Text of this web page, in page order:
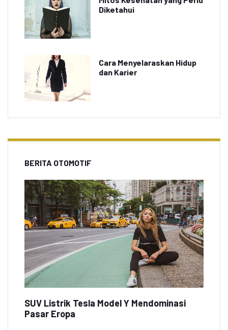
Diketahui
Cara Menyelaraskan Hidup
dan Karier
BERITA OTOMOTIF
SUV Listrik Tesla Model Y Mendominasi
Pasar Eropa